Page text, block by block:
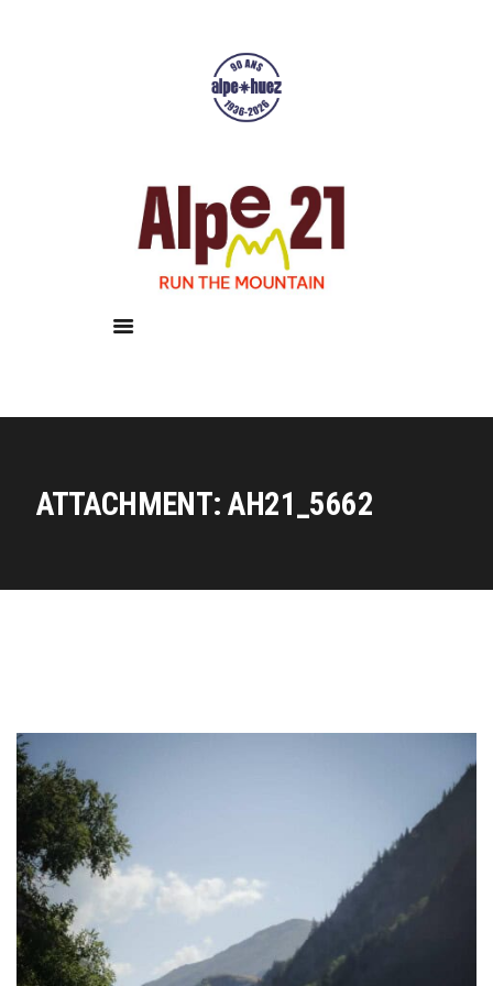
ATTACHMENT: AH21_5662
Résultats
Galerie
Infos pratiques